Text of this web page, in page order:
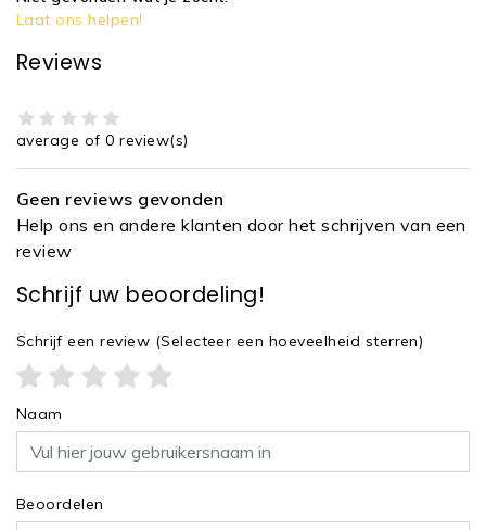
Laat ons helpen!
Reviews
average of 0 review(s)
Geen reviews gevonden
Help ons en andere klanten door het schrijven van een
review
Schrijf uw beoordeling!
Schrijf een review (Selecteer een hoeveelheid sterren)
Naam
Beoordelen